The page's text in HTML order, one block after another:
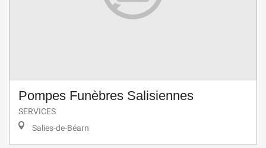
Pompes Funèbres Salisiennes
SERVICES
Salies-de-Béarn